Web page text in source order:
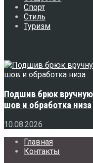
Спорт
Стиль
Туризм
Подшив брюк
шов и обработка низа
10.08.2026
Главная
Контакты